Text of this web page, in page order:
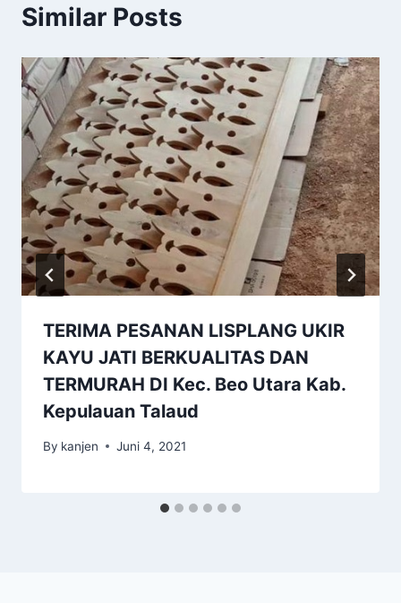
Similar Posts
TERIMA PESANAN LISPLANG UKIR
KAYU JATI BERKUALITAS DAN
TERMURAH DI Kec. Beo Utara Kab.
Kepulauan Talaud
By kanjen Juni 4, 2021